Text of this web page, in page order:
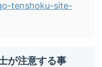
tenshoku-site-
が注意する事